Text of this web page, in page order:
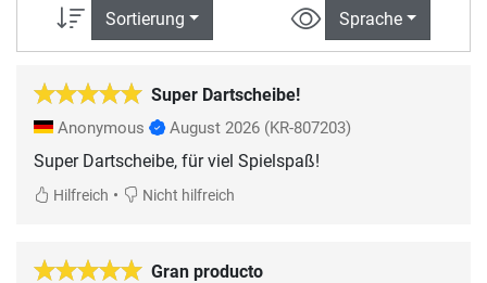
Sortierung Sprache
Super Dartscheibe!
Anonymous August 2026 (KR-807203)
Super Dartscheibe, für viel Spielspaß!
Hilfreich • Nicht hilfreich
Gran producto